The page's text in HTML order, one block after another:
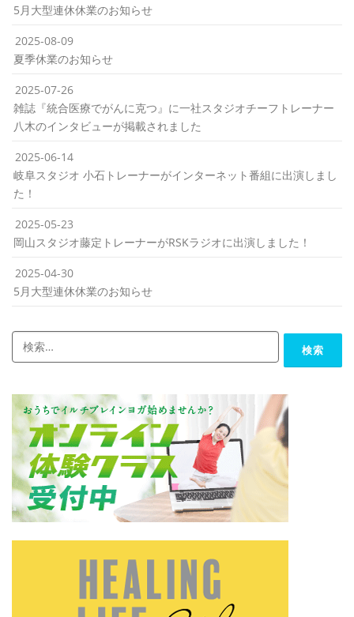
5月大型連休休業のお知らせ
2025-08-09
夏季休業のお知らせ
2025-07-26
雑誌『統合医療でがんに克つ』に一社スタジオチーフトレーナー
八木のインタビューが掲載されました
2025-06-14
岐阜スタジオ 小石トレーナーがインターネット番組に出演しまし
た！
2025-05-23
岡山スタジオ藤定トレーナーがRSKラジオに出演しました！
2025-04-30
5月大型連休休業のお知らせ